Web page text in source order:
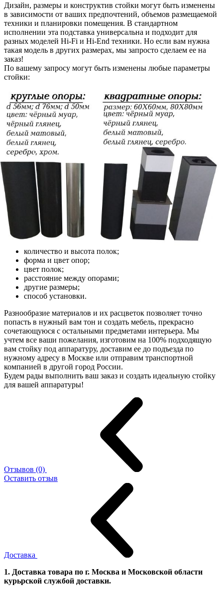
Дизайн, размеры и конструктив стойки могут быть изменены
в зависимости от ваших предпочтений, объемов размещаемой
техники и планировки помещения. В стандартном
исполнении эта подставка универсальна и подходит для
разных моделей Hi-Fi и Hi-End техники. Но если вам нужна
такая модель в других размерах, мы запросто сделаем ее на
заказ!
По вашему запросу могут быть изменены любые параметры
стойки:
количество и высота полок;
форма и цвет опор;
цвет полок;
расстояние между опорами;
другие размеры;
способ установки.
Разнообразие материалов и их расцветок позволяет точно
попасть в нужный вам тон и создать мебель, прекрасно
сочетающуюся с остальными предметами интерьера. Мы
учтем все ваши пожелания, изготовим на 100% подходящую
вам стойку под аппаратуру, доставим ее до подъезда по
нужному адресу в Москве или отправим транспортной
компанией в другой город России.
Будем рады выполнить ваш заказ и создать идеальную стойку
для вашей аппаратуры!
Отзывов (0)
Оставить отзыв
Доставка
1. Доставка товара по г. Москва и Московской области
курьрской службой доставки.